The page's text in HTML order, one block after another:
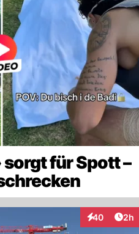
für Spott –
40
Interaktionen
2h